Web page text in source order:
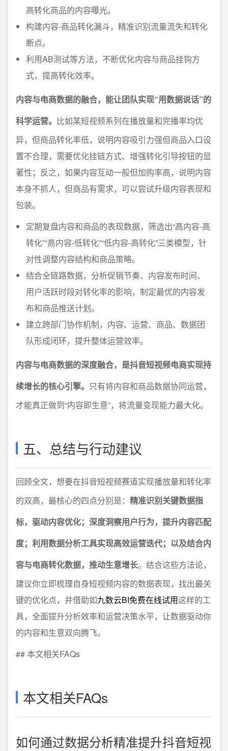
高转化商品的内容曝光。
构建内容-商品转化漏斗，精准识别流量流失和转化
断点。
利用AB测试等方法，不断优化内容与商品挂钩方
式，提高转化效率。
内容与电商数据的融合，能让团队实现“用数据说话”的
科学运营。 比如某短视频系列在播放量和完播率均优
异，但商品转化率低，说明内容吸引力强但商品入口设
置不合理，需要优化挂链方式、增强转化引导按钮的显
著性；反之，如果内容互动一般但加购率高，说明内容
本身不抓人，但商品有需求，可以尝试升级内容表现和
包装。
定期复盘内容和商品的表现数据，筛选出“高内容-高
转化”“高内容-低转化”“低内容-高转化”三类模型，针
对性调整内容结构和商品策略。
结合全链路数据，分析促销节奏、内容发布时间、
用户活跃时段对转化率的影响，制定最优的内容发
布和商品推送计划。
建立跨部门协作机制，内容、运营、商品、数据团
队形成闭环，提升整体运营效率。
内容与电商数据的深度融合，是抖音短视频电商实现持
续增长的核心引擎。 只有将内容和商品数据协同运营，
才能真正做到“内容即生意”，将流量变现能力最大化。
五、总结与行动建议
回顾全文，想要在抖音短视频赛道实现播放量和转化率
的双高，最核心的四点分别是： 精准识别关键数据指
标，驱动内容优化；深度洞察用户行为，提升内容匹配
度；利用数据分析工具实现高效运营迭代；以及结合内
容与电商转化数据，推动生意增长。结合这些方法论，
建议你立即梳理自身短视频内容的数据表现，找出最关
键的优化点，并借助如九数云BI免费在线试用这样的工
具，全面提升分析效率和运营决策水平，让数据驱动你
的内容和生意双向腾飞。
## 本文相关FAQs
本文相关FAQs
如何通过数据分析精准提升抖音短视